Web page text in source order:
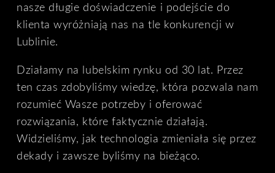
nasze długie doświadczenie i podejście do
klienta wyróżniają nas na tle konkurencji w
Lublinie.
Działamy na lubelskim rynku od 30 lat. Przez
ten czas zdobyliśmy wiedzę, która pozwala nam
rozumieć Wasze potrzeby i oferować
rozwiązania, które faktycznie działają.
Widzieliśmy, jak technologia zmieniała się przez
dekady i zawsze byliśmy na bieżąco.